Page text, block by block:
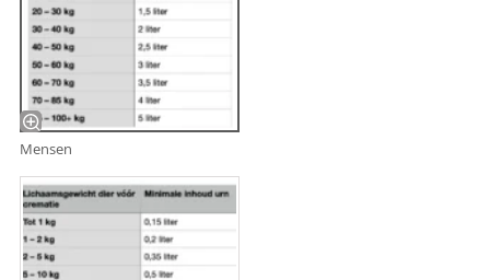
Mensen